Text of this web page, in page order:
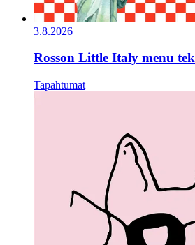
3.8.2026
Rosson Little Italy menu
Tapahtumat